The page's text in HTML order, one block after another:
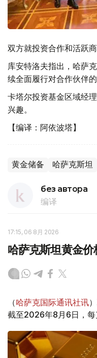
双方就投资合作和活跃
库安特洛夫指出，哈萨
续全面履行对合作伙伴的
卡塔尔投资基金区域经
兴趣。
【编译：阿依波塔】
黄金储备 哈萨克斯坦
без автора
编译
17:15, 06 8月 2026
哈萨克斯坦黄金
（哈萨克国际通讯社讯
截至2026年8月6日，每